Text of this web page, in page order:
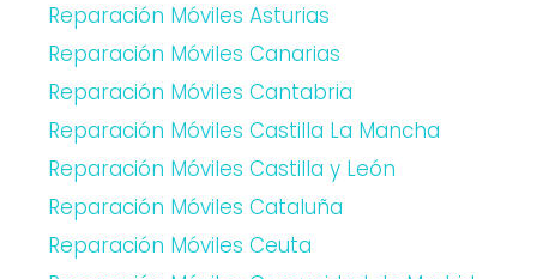
Reparación Móviles Asturias
Reparación Móviles Canarias
Reparación Móviles Cantabria
Reparación Móviles Castilla La Mancha
Reparación Móviles Castilla y León
Reparación Móviles Cataluña
Reparación Móviles Ceuta